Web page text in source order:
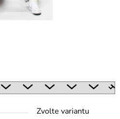
Zvolte variantu